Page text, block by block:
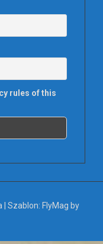
rules of this
Szablon: FlyMag by